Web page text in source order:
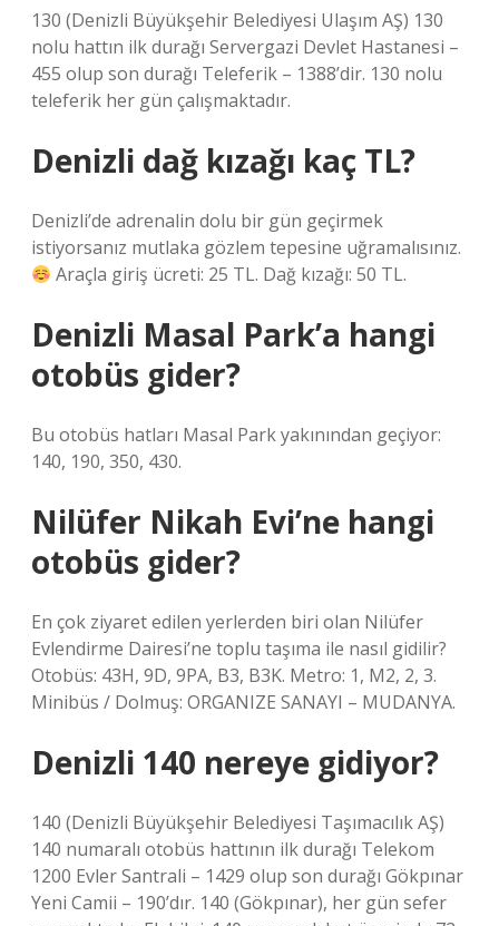
130 (Denizli Büyükşehir Belediyesi Ulaşım AŞ) 130
nolu hattın ilk durağı Servergazi Devlet Hastanesi –
455 olup son durağı Teleferik – 1388’dir. 130 nolu
teleferik her gün çalışmaktadır.
Denizli dağ kızağı kaç TL?
Denizli’de adrenalin dolu bir gün geçirmek
istiyorsanız mutlaka gözlem tepesine uğramalısınız.
Araçla giriş ücreti: 25 TL. Dağ kızağı: 50 TL.
Denizli Masal Park’a hangi
otobüs gider?
Bu otobüs hatları Masal Park yakınından geçiyor:
140, 190, 350, 430.
Nilüfer Nikah Evi’ne hangi
otobüs gider?
En çok ziyaret edilen yerlerden biri olan Nilüfer
Evlendirme Dairesi’ne toplu taşıma ile nasıl gidilir?
Otobüs: 43H, 9D, 9PA, B3, B3K. Metro: 1, M2, 2, 3.
Minibüs / Dolmuş: ORGANIZE SANAYI – MUDANYA.
Denizli 140 nereye gidiyor?
140 (Denizli Büyükşehir Belediyesi Taşımacılık AŞ)
140 numaralı otobüs hattının ilk durağı Telekom
1200 Evler Santrali – 1429 olup son durağı Gökpınar
Yeni Camii – 190’dır. 140 (Gökpınar), her gün sefer